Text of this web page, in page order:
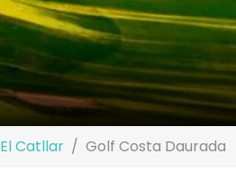
El Catllar Golf Costa Daurada